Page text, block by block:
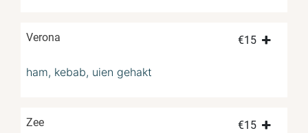
Verona €15
ham, kebab, uien gehakt
Zee €15